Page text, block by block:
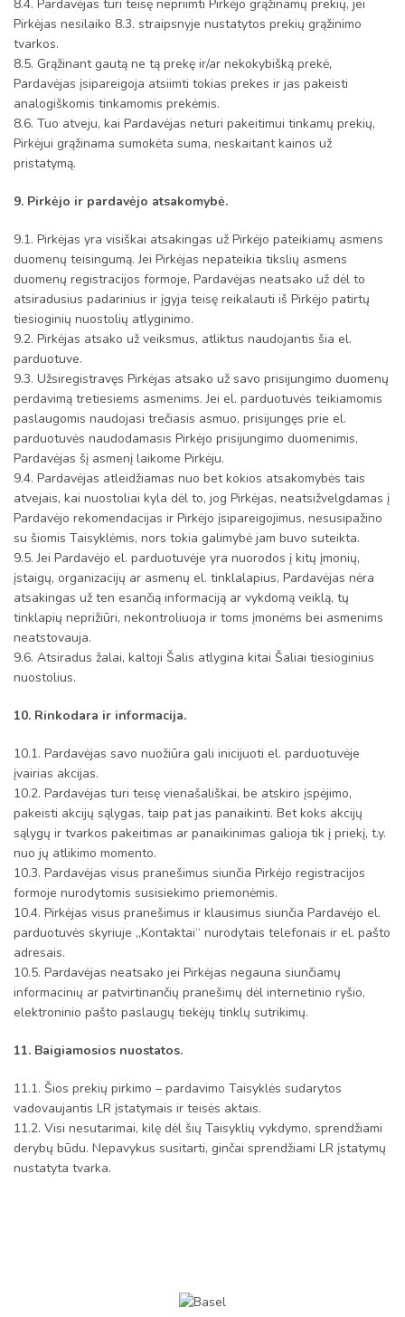
8.4. Pardavėjas turi teisę nepriimti Pirkėjo grąžinamų prekių, jei
Pirkėjas nesilaiko 8.3. straipsnyje nustatytos prekių grąžinimo
tvarkos.
8.5. Grąžinant gautą ne tą prekę ir/ar nekokybišką prekė,
Pardavėjas įsipareigoja atsiimti tokias prekes ir jas pakeisti
analogiškomis tinkamomis prekėmis.
8.6. Tuo atveju, kai Pardavėjas neturi pakeitimui tinkamų prekių,
Pirkėjui grąžinama sumokėta suma, neskaitant kainos už
pristatymą.
9. Pirkėjo ir pardavėjo atsakomybė.
9.1. Pirkėjas yra visiškai atsakingas už Pirkėjo pateikiamų asmens
duomenų teisingumą. Jei Pirkėjas nepateikia tikslių asmens
duomenų registracijos formoje, Pardavėjas neatsako už dėl to
atsiradusius padarinius ir įgyja teisę reikalauti iš Pirkėjo patirtų
tiesioginių nuostolių atlyginimo.
9.2. Pirkėjas atsako už veiksmus, atliktus naudojantis šia el.
parduotuve.
9.3. Užsiregistravęs Pirkėjas atsako už savo prisijungimo duomenų
perdavimą tretiesiems asmenims. Jei el. parduotuvės teikiamomis
paslaugomis naudojasi trečiasis asmuo, prisijungęs prie el.
parduotuvės naudodamasis Pirkėjo prisijungimo duomenimis,
Pardavėjas šį asmenį laikome Pirkėju.
9.4. Pardavėjas atleidžiamas nuo bet kokios atsakomybės tais
atvejais, kai nuostoliai kyla dėl to, jog Pirkėjas, neatsižvelgdamas į
Pardavėjo rekomendacijas ir Pirkėjo įsipareigojimus, nesusipažino
su šiomis Taisyklėmis, nors tokia galimybė jam buvo suteikta.
9.5. Jei Pardavėjo el. parduotuvėje yra nuorodos į kitų įmonių,
įstaigų, organizacijų ar asmenų el. tinklalapius, Pardavėjas nėra
atsakingas už ten esančią informaciją ar vykdomą veiklą, tų
tinklapių neprižiūri, nekontroliuoja ir toms įmonėms bei asmenims
neatstovauja.
9.6. Atsiradus žalai, kaltoji Šalis atlygina kitai Šaliai tiesioginius
nuostolius.
10. Rinkodara ir informacija.
10.1. Pardavėjas savo nuožiūra gali inicijuoti el. parduotuvėje
įvairias akcijas.
10.2. Pardavėjas turi teisę vienašališkai, be atskiro įspėjimo,
pakeisti akcijų sąlygas, taip pat jas panaikinti. Bet koks akcijų
sąlygų ir tvarkos pakeitimas ar panaikinimas galioja tik į priekį, t.y.
nuo jų atlikimo momento.
10.3. Pardavėjas visus pranešimus siunčia Pirkėjo registracijos
formoje nurodytomis susisiekimo priemonėmis.
10.4. Pirkėjas visus pranešimus ir klausimus siunčia Pardavėjo el.
parduotuvės skyriuje „Kontaktai“ nurodytais telefonais ir el. pašto
adresais.
10.5. Pardavėjas neatsako jei Pirkėjas negauna siunčiamų
informacinių ar patvirtinančių pranešimų dėl internetinio ryšio,
elektroninio pašto paslaugų tiekėjų tinklų sutrikimų.
11. Baigiamosios nuostatos.
11.1. Šios prekių pirkimo – pardavimo Taisyklės sudarytos
vadovaujantis LR įstatymais ir teisės aktais.
11.2. Visi nesutarimai, kilę dėl šių Taisyklių vykdymo, sprendžiami
derybų būdu. Nepavykus susitarti, ginčai sprendžiami LR įstatymų
nustatyta tvarka.